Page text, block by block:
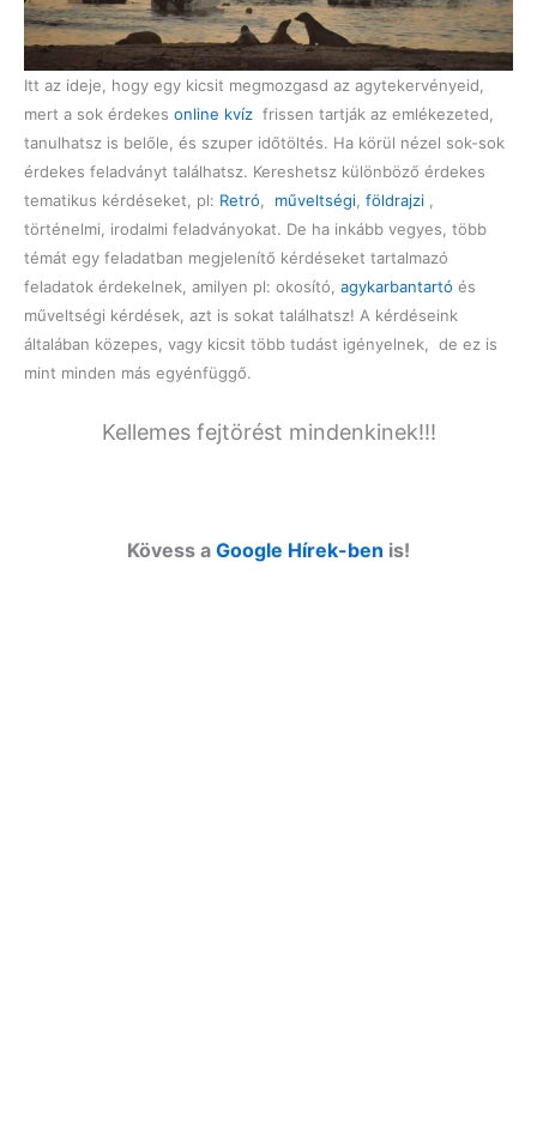
Itt az ideje, hogy egy kicsit megmozgasd az agytekervényeid,
mert a sok érdekes online kvíz frissen tartják az emlékezeted,
tanulhatsz is belőle, és szuper időtöltés. Ha körül nézel sok-sok
érdekes feladványt találhatsz. Kereshetsz különböző érdekes
tematikus kérdéseket, pl: Retró műveltségi földrajzi
történelmi, irodalmi feladványokat. De ha inkább vegyes, több
témát egy feladatban megjelenítő kérdéseket tartalmazó
feladatok érdekelnek, amilyen pl: okosító, agykarbantartó és
műveltségi kérdések, azt is sokat találhatsz! A kérdéseink
általában közepes, vagy kicsit több tudást igényelnek, de ez is
mint minden más egyénfüggő.
Kellemes fejtörést mindenkinek!!!
Kövess a Google Hírek-ben is!